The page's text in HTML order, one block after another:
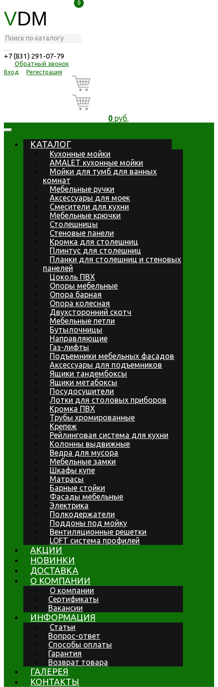
VDM
+7 (831) 291-07-79
Обратный звонок
Вход Регистрация
0
0
0руб.
КАТАЛОГ
Кухонные мойки
AMALET кухонные мойки
Мойки для тумб для ванных
комнат
Мебельные ручки
Аксессуары для моек
Смесители для кухни
Мебельные крючки
Столешницы
Стеновые панели
Кромка для столешниц
Плинтус для столешниц
Планки для столешниц и стеновых
панелей
Цоколь ПВХ
Опоры мебельные
Опора барная
Опора колесная
Двухсторонний скотч
Мебельные петли
Бутылочницы
Направляющие
Газ-лифты
Подъемники мебельных фасадов
Аксессуары для подъемников
Ящики тандембоксы
Ящики метабоксы
Посудосушители
Лотки для столовых приборов
Кромка ПВХ
Трубы хромированные
Крепеж
Рейлинговая система для кухни
Колонны выдвижные
Ведра для мусора
Мебельные замки
Шкафы купе
Матрасы
Барные стойки
Фасады мебельные
Электрика
Полкодержатели
Поддоны под мойку
Вентиляционные решетки
LOFT система профилей
АКЦИИ
НОВИНКИ
ДОСТАВКА
О КОМПАНИИ
О компании
Сертификаты
Вакансии
ИНФОРМАЦИЯ
Статьи
Вопрос-ответ
Способы оплаты
Гарантия
Возврат товара
ГАЛЕРЕЯ
КОНТАКТЫ